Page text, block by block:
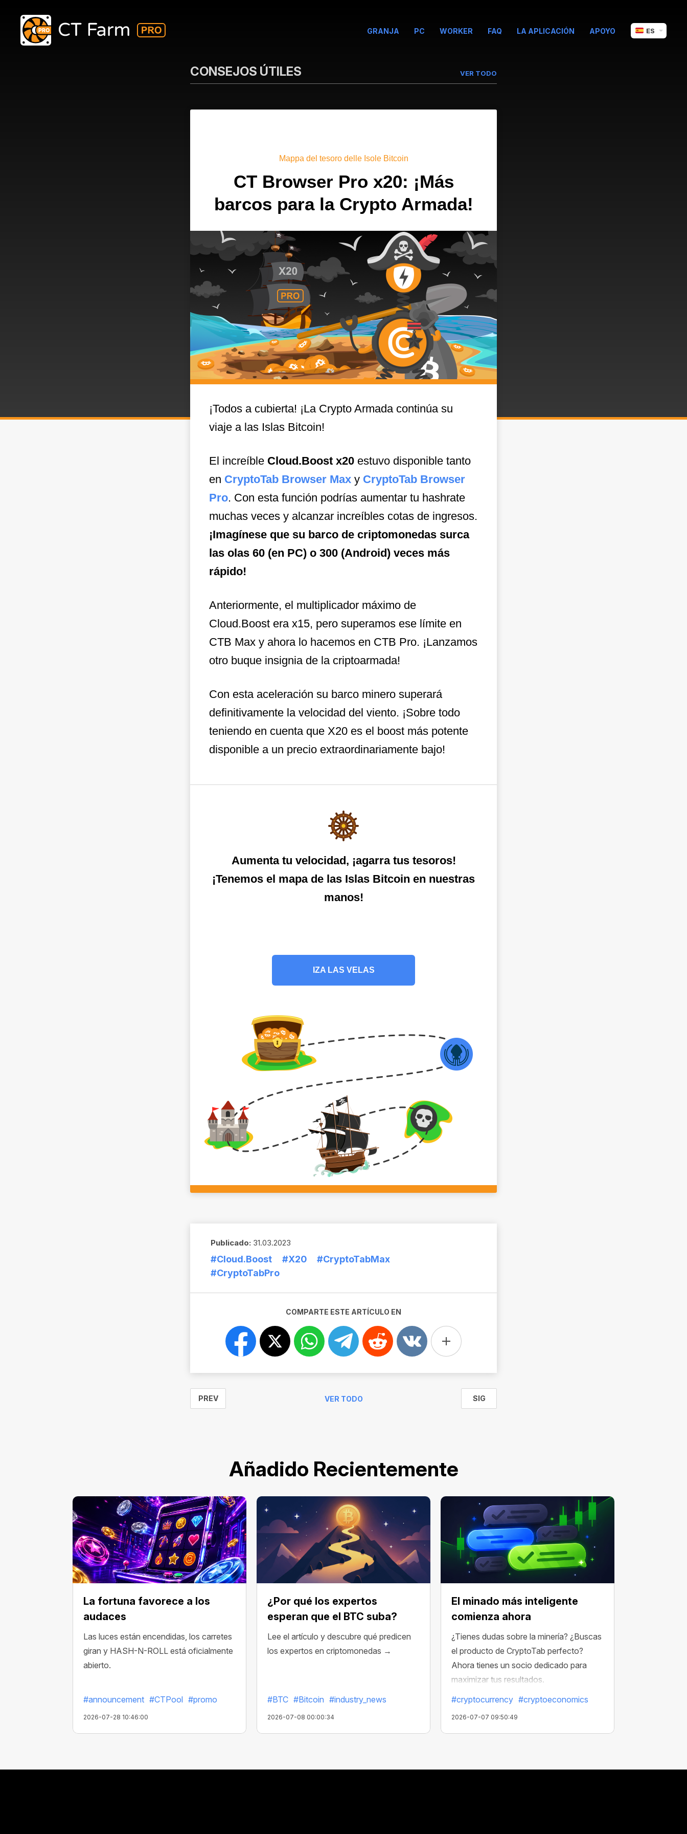
GRANJA PC WORKER FAQ LA APLICACIÓN APOYO ES
CONSEJOS ÚTILES VER TODO
Mappa del tesoro delle Isole Bitcoin
CT Browser Pro x20: ¡Más
barcos para la Crypto Armada!
¡Todos a cubierta! ¡La Crypto Armada continúa su
viaje a las Islas Bitcoin!
El increíble Cloud.Boost x20 estuvo disponible tanto
en CryptoTab Browser Max y CryptoTab Browser
Pro. Con esta función podrías aumentar tu hashrate
muchas veces y alcanzar increíbles cotas de ingresos.
¡Imagínese que su barco de criptomonedas surca
las olas 60 (en PC) o 300 (Android) veces más
rápido!
Anteriormente, el multiplicador máximo de
Cloud.Boost era x15, pero superamos ese límite en
CTB Max y ahora lo hacemos en CTB Pro. ¡Lanzamos
otro buque insignia de la criptoarmada!
Con esta aceleración su barco minero superará
definitivamente la velocidad del viento. ¡Sobre todo
teniendo en cuenta que X20 es el boost más potente
disponible a un precio extraordinariamente bajo!
Aumenta tu velocidad, ¡agarra tus tesoros!
¡Tenemos el mapa de las Islas Bitcoin en nuestras
manos!
IZA LAS VELAS
Publicado: 31.03.2023
#Cloud.Boost #X20
#CryptoTabMax
#CryptoTabPro
COMPARTE ESTE ARTÍCULO EN
PREV VER TODO SIG
Añadido Recientemente
La fortuna favorece a los
audaces
Las luces están encendidas, los carretes
giran y HASH-N-ROLL está oficialmente
abierto.
#announcement #CTPool #promo
2026-07-28 10:46:00
¿Por qué los expertos
esperan que el BTC suba?
Lee el artículo y descubre qué predicen
los expertos en criptomonedas →
#BTC #Bitcoin #industry_news
2026-07-08 00:00:34
El minado más inteligente
comienza ahora
¿Tienes dudas sobre la minería? ¿Buscas
el producto de CryptoTab perfecto?
Ahora tienes un socio dedicado para
maximizar tus resultados.
#cryptocurrency #cryptoeconomics
2026-07-07 09:50:49